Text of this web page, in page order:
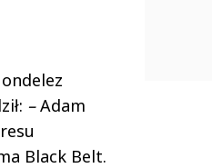
–Adam
Black Belt.